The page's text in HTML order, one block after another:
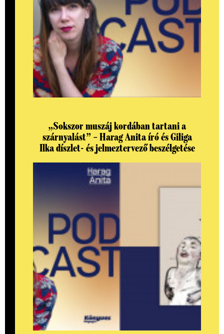
„Sokszor muszáj kordában tartani a
szárnyalást” – Harag Anita író és Giliga
Ilka díszlet- és jelmeztervező beszélgetése